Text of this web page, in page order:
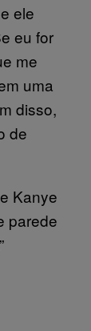
ele
eu for
me
uma
disso,
de
Kanye
parede